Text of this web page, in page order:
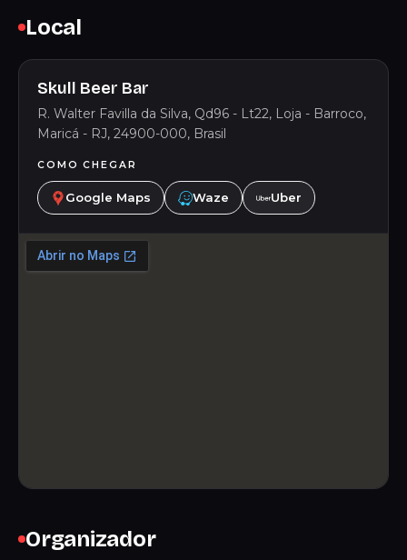
Local
Skull Beer Bar
R. Walter Favilla da Silva, Qd96 - Lt22, Loja - Barroco,
Maricá - RJ, 24900-000, Brasil
COMO CHEGAR
Google Maps Waze Uber
Organizador